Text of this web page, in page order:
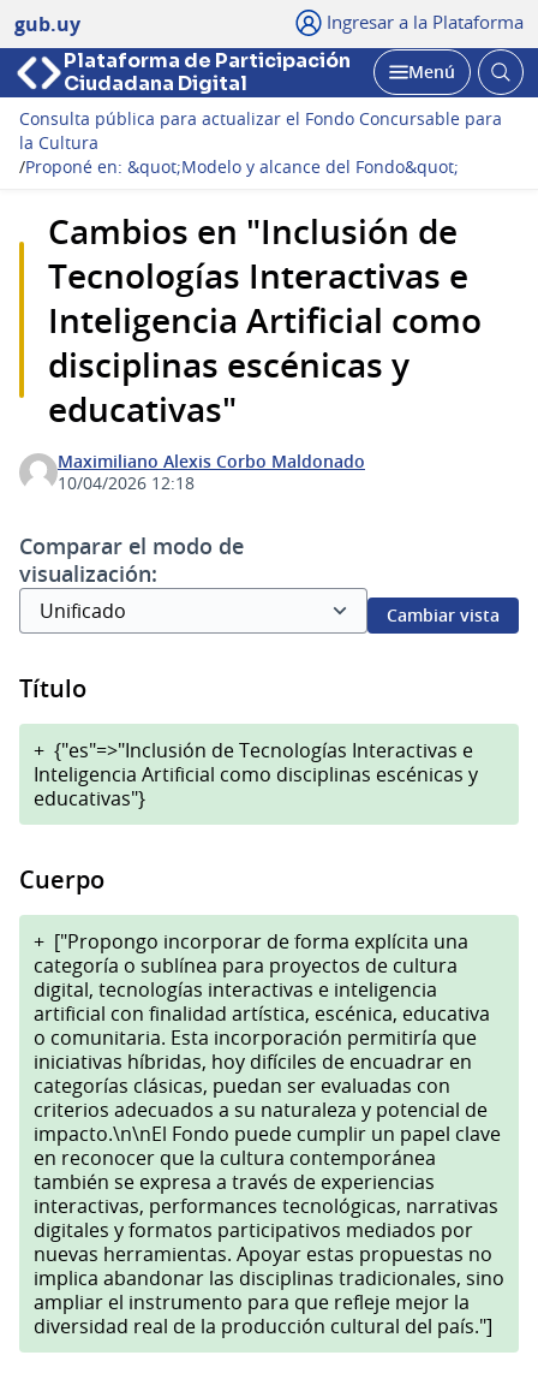
gub.uy Ingresar a la Plataforma
Plataforma de Participación
Ciudadana Digital
Abrir
Menú
Consulta pública para actualizar el Fondo Concursable para
la Cultura
/Proponé en: &quot;Modelo y alcance del Fondo&quot;
Cambios en "Inclusión de
Tecnologías Interactivas e
Inteligencia Artificial como
disciplinas escénicas y
educativas"
Maximiliano Alexis Corbo Maldonado
10/04/2026 12:18
Comparar el modo de
visualización:
Cambiar vista
Título
+ {"es"=>"Inclusión de Tecnologías Interactivas e
Inteligencia Artificial como disciplinas escénicas y
educativas"}
Cuerpo
+ ["Propongo incorporar de forma explícita una
categoría o sublínea para proyectos de cultura
digital, tecnologías interactivas e inteligencia
artificial con finalidad artística, escénica, educativa
o comunitaria. Esta incorporación permitiría que
iniciativas híbridas, hoy difíciles de encuadrar en
categorías clásicas, puedan ser evaluadas con
criterios adecuados a su naturaleza y potencial de
impacto.\n\nEl Fondo puede cumplir un papel clave
en reconocer que la cultura contemporánea
también se expresa a través de experiencias
interactivas, performances tecnológicas, narrativas
digitales y formatos participativos mediados por
nuevas herramientas. Apoyar estas propuestas no
implica abandonar las disciplinas tradicionales, sino
ampliar el instrumento para que refleje mejor la
diversidad real de la producción cultural del país."]